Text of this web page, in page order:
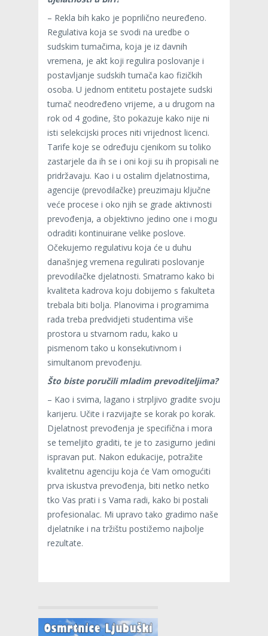
– Rekla bih kako je poprilično neuređeno.
Regulativa koja se svodi na uredbe o
sudskim tumačima, koja je iz davnih
vremena, je akt koji regulira poslovanje i
postavljanje sudskih tumača kao fizičkih
osoba. U jednom entitetu postajete sudski
tumač neodređeno vrijeme, a u drugom na
rok od 4 godine, što pokazuje kako nije ni
isti selekcijski proces niti vrijednost licenci.
Tarife koje se određuju cjenikom su toliko
zastarjele da ih se i oni koji su ih propisali ne
pridržavaju. Kao i u ostalim djelatnostima,
agencije (prevodilačke) preuzimaju ključne
veće procese i oko njih se grade aktivnosti
prevođenja, a objektivno jedino one i mogu
odraditi kontinuirane velike poslove.
Očekujemo regulativu koja će u duhu
današnjeg vremena regulirati poslovanje
prevodilačke djelatnosti. Smatramo kako bi
kvaliteta kadrova koju dobijemo s fakulteta
trebala biti bolja. Planovima i programima
rada treba predvidjeti studentima više
prostora u stvarnom radu, kako u
pismenom tako u konsekutivnom i
simultanom prevođenju.
Što biste poručili mladim prevoditeljima?
– Kao i svima, lagano i strpljivo gradite svoju
karijeru. Učite i razvijajte se korak po korak.
Djelatnost prevođenja je specifična i mora
se temeljito graditi, te je to zasigurno jedini
ispravan put. Nakon edukacije, potražite
kvalitetnu agenciju koja će Vam omogućiti
prva iskustva prevođenja, biti netko netko
tko Vas prati i s Vama radi, kako bi postali
profesionalac. Mi upravo tako gradimo naše
djelatnike i na tržištu postižemo najbolje
rezultate.